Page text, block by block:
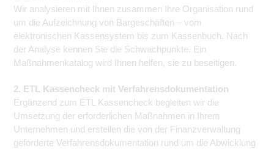
Wir analysieren mit Ihnen zusammen Ihre Organisation rund
um die Aufzeichnung von Bargeschäften – vom
elektronischen Kassensystem bis zum Kassenbuch. Nach
der Analyse kennen Sie die Schwachpunkte. Ein
Maßnahmenkatalog wird Ihnen helfen, sie zu beseitigen.
2. ETL Kassencheck mit Verfahrensdokumentation
Ergänzend zum ETL Kassencheck begleiten wir die
Umsetzung der erforderlichen Maßnahmen in Ihrem
Unternehmen und erstellen die von der Finanzverwaltung
geforderte Verfahrensdokumentation rund um die Abwicklung